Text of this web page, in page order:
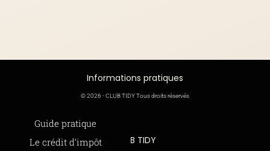
Informations pratiques
Guide pratique
Le crédit d’impôt
© 2026 - CLUB TIDY Tous droits réservés
Informations légales
CLUB TIDY
SAS CLUB TIDY